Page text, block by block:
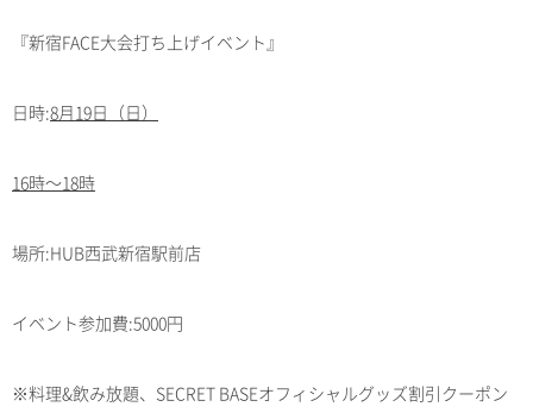
『新宿FACE大会打ち上げイベント』
日時:8月19日（日）
16時～18時
場所:HUB西武新宿駅前店
イベント参加費:5000円
※料理&飲み放題、SECRET BASEオフィシャルグッズ割引クーポン